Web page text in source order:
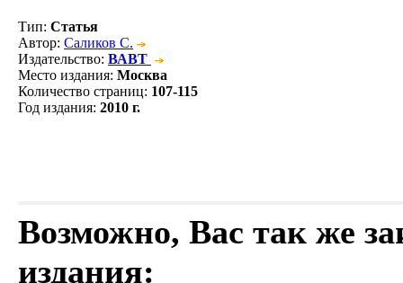
Тип: Статья
Автор: Саликов С.
Издательство: ВАВТ
Место издания: Москва
Количество страниц: 107-115
Год издания: 2010 г.
Возможно, Вас так же
издания: